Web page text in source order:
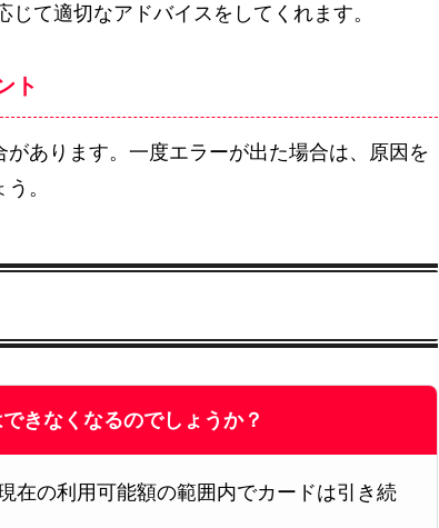
て適切なアドバイスをしてくれます。
ト
あります。一度エラーが出た場合は、原因を
。
きなくなるのでしょうか？
在の利用可能額の範囲内でカードは引き続